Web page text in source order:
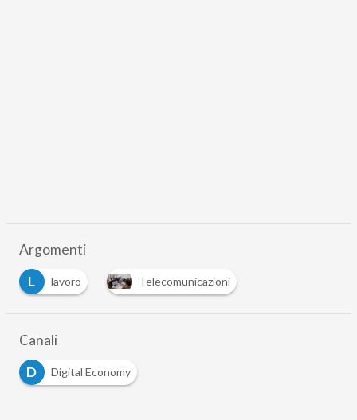
Argomenti
L
lavoro Telecomunicazioni
Canali
D
Digital Economy